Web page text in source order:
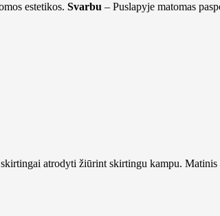
estetikos. Svarbu – Puslapyje matomas
atrodyti žiūrint skirtingu kampu. Matinis